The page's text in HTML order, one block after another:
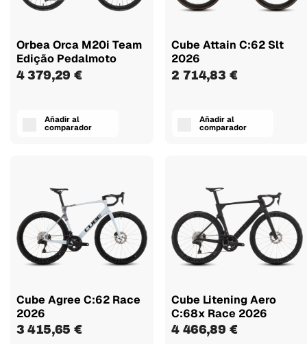
Orbea Orca M20i Team
Edição Pedalmoto
4 379,29 €
Añadir al
comparador
Cube Attain C:62 Slt
2026
2 714,83 €
Añadir al
comparador
Cube Agree C:62 Race
2026
3 415,65 €
Cube Litening Aero
C:68x Race 2026
4 466,89 €